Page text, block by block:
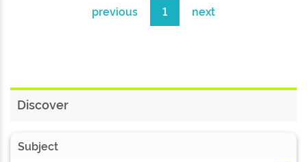
previous 1 next
Discover
Subject